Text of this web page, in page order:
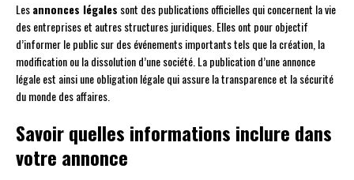
Lesannonces légales sont des publications officielles qui concernent la vie
des entreprises et autres structures juridiques. Elles ont pour objectif
d’informer le public sur des événements importants tels que la création, la
modification ou la dissolution d’une société. La publication d’une annonce
légale est ainsi une obligation légale qui assure la transparence et la sécurité
du monde des affaires.
Savoir quelles informations inclure dans
votre annonce